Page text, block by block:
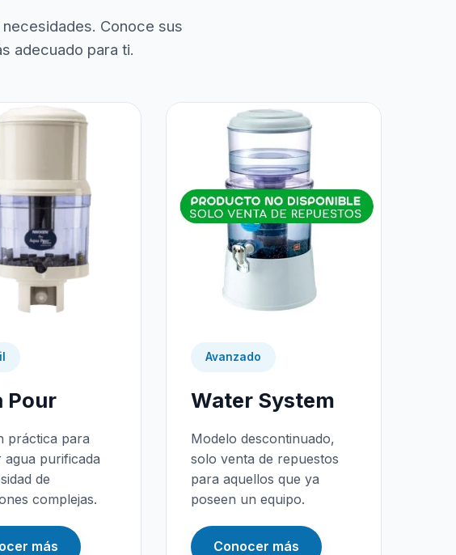
Conoce sus
adecuado para ti.
Pour
práctica para
agua purificada
de
complejas.
más
Avanzado
Water System
Modelo descontinuado,
solo venta de repuestos
para aquellos que ya
poseen un equipo.
Conocer más